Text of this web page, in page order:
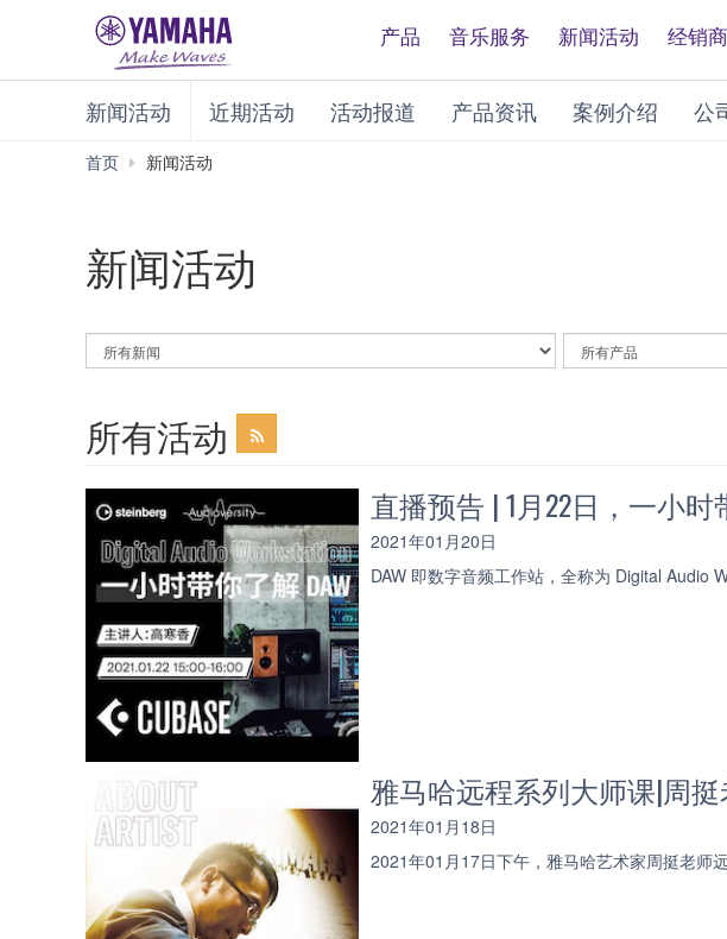
产品 音乐服务 新闻活动 经销
新闻活动 近期活动 活动报道 产品资讯 案例介绍 公
首页 新闻活动
新闻活动
By
News
By
Article
所有活动
直播预告 | 1月22日，一小时
2021年01月20日
DAW 即数字音频工作站，全称为 Digital Audio
雅马哈远程系列大师课|周
2021年01月18日
2021年01月17日下午，雅马哈艺术家周挺老师